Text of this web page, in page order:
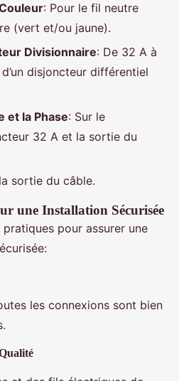
: Pour le fil neutre
(vert et/ou jaune).
Divisionnaire: De 32 A à
disjoncteur différentiel
et la Phase: Sur le
32 A et la sortie du
sortie du câble.
une Installation Sécurisée
pour assurer une
les connexions sont bien